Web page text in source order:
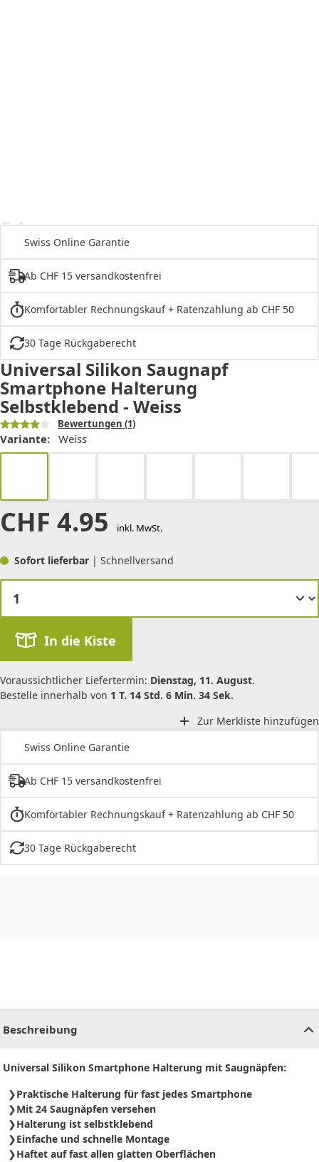
Swiss Online Garantie
Ab CHF 15 versandkostenfrei
Komfortabler Rechnungskauf + Ratenzahlung ab CHF 50
30 Tage Rückgaberecht
Universal Silikon Saugnapf
Smartphone Halterung
Selbstklebend - Weiss
Bewertungen (1)
Variante: Weiss
CHF 4.95 inkl. MwSt.
Sofort lieferbar | Schnellversand
In die Kiste
Voraussichtlicher Liefertermin: Dienstag, 11. August.
Bestelle innerhalb von 1 T. 14 Std. 6 Min. 34 Sek.
Zur Merkliste hinzufügen
Swiss Online Garantie
Ab CHF 15 versandkostenfrei
Komfortabler Rechnungskauf + Ratenzahlung ab CHF 50
30 Tage Rückgaberecht
Beschreibung
Universal Silikon Smartphone Halterung mit Saugnäpfen:
Praktische Halterung für fast jedes Smartphone
Mit 24 Saugnäpfen versehen
Halterung ist selbstklebend
Einfache und schnelle Montage
Haftet auf fast allen glatten Oberflächen